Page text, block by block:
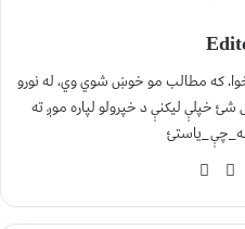
که مطالب مو خوښ شوي وي، له نورو
خپلې لیکنې د خپرولو لپاره موږ ته